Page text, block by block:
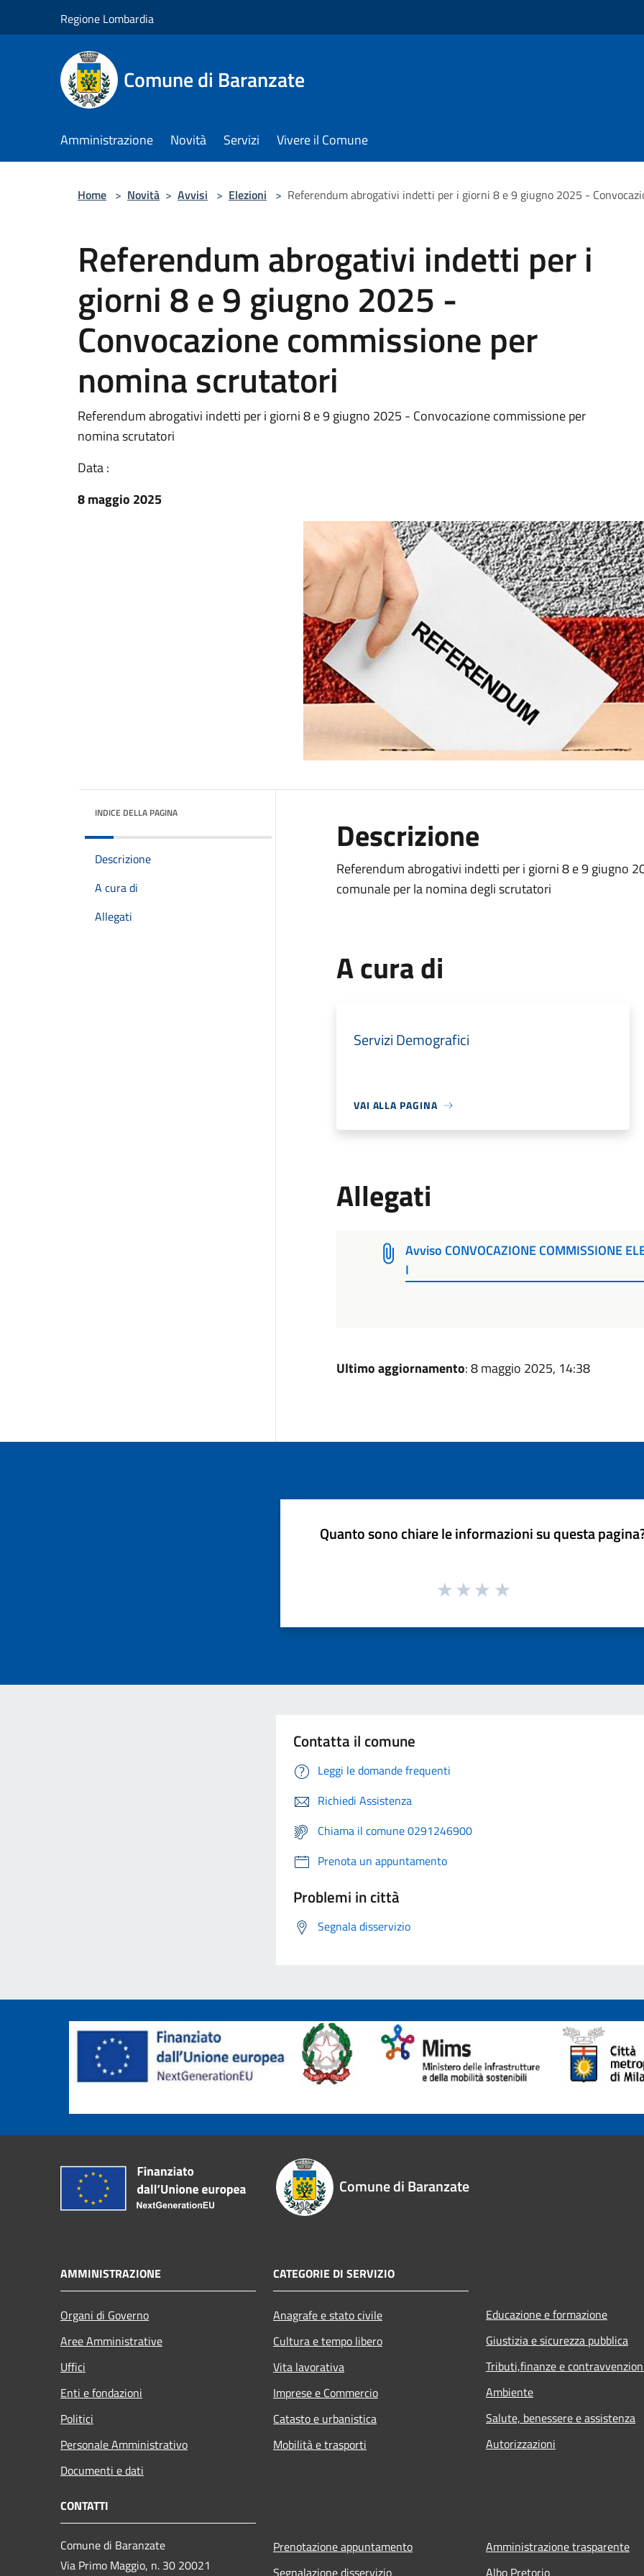
Regione Lombardia
Comune di Baranzate
Amministrazione Novità Servizi Vivere il Comune
Home > Novità > Avvisi > Elezioni > Referendum abrogativi indetti per i giorni 8 e 9 giugno 2025 -
Referendum abrogativi indetti per i
giorni 8 e 9 giugno 2025 -
Convocazione commissione per
nomina scrutatori
Referendum abrogativi indetti per i giorni 8 e 9 giugno 2025 - Convocazione commissione per
nomina scrutatori
Data :
8 maggio 2025
INDICE DELLA PAGINA
Descrizione
A cura di
Allegati
Descrizione
Referendum abrogativi indetti per i giorni 8 e 9 giugno
comunale per la nomina degli scrutatori
A cura di
Servizi Demografici
VAI ALLA PAGINA
Allegati
Avviso CONVOCAZIONE COMMISSIONE
I
Ultimo aggiornamento: 8 maggio 2025, 14:38
Quanto sono chiare le informazioni su questa
Contatta il comune
Leggi le domande frequenti
Richiedi Assistenza
Chiama il comune 0291246900
Prenota un appuntamento
Problemi in città
Segnala disservizio
Comune di Baranzate
AMMINISTRAZIONE
Organi di Governo
Aree Amministrative
Uffici
Enti e fondazioni
Politici
Personale Amministrativo
Documenti e dati
CATEGORIE DI SERVIZIO
Anagrafe e stato civile
Cultura e tempo libero
Vita lavorativa
Imprese e Commercio
Catasto e urbanistica
Mobilità e trasporti
Educazione e formazione
Giustizia e sicurezza pubblica
Tributi,finanze e
Ambiente
Salute, benessere e assistenza
Autorizzazioni
CONTATTI
Comune di Baranzate
Via Primo Maggio, n. 30 20021
Prenotazione appuntamento
Amministrazione trasparente